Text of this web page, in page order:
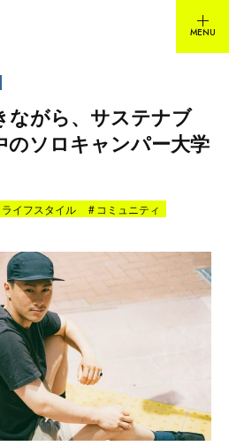
ながら、サステナブ
のソロキャンパー大学
イフスタイル # コミュニティ